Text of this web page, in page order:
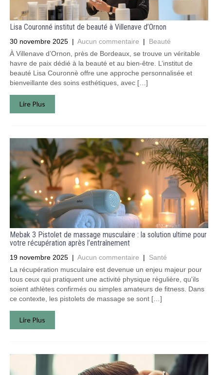
Lisa Couronné institut de beauté à Villenave d’Ornon
30 novembre 2025 | Aucun commentaire | Beauté
À Villenave d’Ornon, près de Bordeaux, se trouve un véritable
havre de paix dédié à la beauté et au bien-être. L’institut de
beauté Lisa Couronnè offre une approche personnalisée et
bienveillante des soins esthétiques, avec […]
Lire Plus
Mebak 3 Pistolet de massage musculaire : la solution ultime pour
votre récupération après l’entraînement
19 novembre 2025 | Aucun commentaire | Santé
La récupération musculaire est devenue un enjeu majeur pour
tous ceux qui pratiquent une activité physique régulière, qu'ils
soient athlètes confirmés ou simples amateurs de fitness. Dans
ce contexte, les pistolets de massage se sont […]
Lire Plus